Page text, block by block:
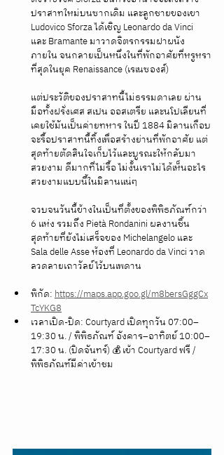
ปราสาทใหม่บนซากเดิม และลูกชายของเขา
Ludovico Sforza ได้เชิญ Leonardo da Vinci
และ Bramante มาวาดจิตรกรรมฝาผนัง
ภายใน จนกลายเป็นหนึ่งในที่พักอาศัยที่หรูหรา
ที่สุดในยุค Renaissance (เรเนซองส์)
แต่ประวัติของปราสาทนี้ไม่ธรรมดาเลย ผ่าน
มือทั้งฝรั่งเศส สเปน ออสเตรีย และนโปเลียนที่
เคยใช้มันเป็นค่ายทหาร ในปี 1884 มิลานเกือบ
จะรื้อปราสาทนี้ทิ้งเพื่อสร้างย่านที่พักอาศัย แต่
สุดท้ายตัดสินใจเก็บไว้และบูรณะให้กลับมา
สวยงาม ดีมากที่ไม่รื้อ ไม่งั้นเราไม่ได้เห็นอะไร
สวยงามแบบนี้ในมิลานแน่ๆ
จวบจนวันนี้ข้างในเป็นที่ตั้งของพิพิธภัณฑ์กว่า
6 แห่ง รวมถึง Pietà Rondanini ผลงานชิ้น
สุดท้ายที่ยังไม่เสร็จของ Michelangelo และ
Sala delle Asse ห้องที่ Leonardo da Vinci วาด
ลวดลายเถาวัลย์ไว้บนเพดาน
พิกัด: https://maps.app.goo.gl/m8bersGggCx
TcYKG8
เวลาเปิด-ปิด: Courtyard เปิดทุกวัน 07:00–
19:30 น. / พิพิธภัณฑ์ อังคาร–อาทิตย์ 10:00–
17:30 น. (ปิดจันทร์) 💰 เข้า Courtyard ฟรี /
พิพิธภัณฑ์มีค่าเข้าชม